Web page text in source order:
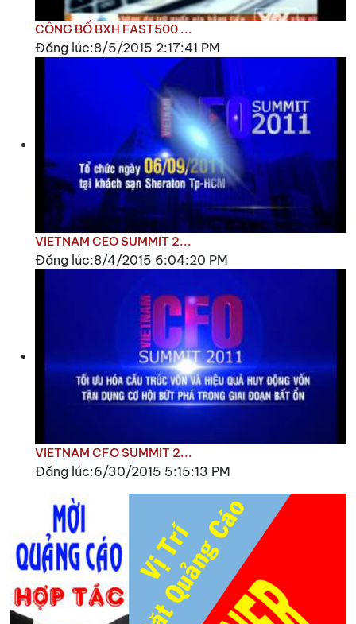
CÔNG BỐ BXH FAST500 ...
Đăng lúc:8/5/2015 2:17:41 PM
VIETNAM CEO SUMMIT 2...
Đăng lúc:8/4/2015 6:04:20 PM
VIETNAM CFO SUMMIT 2...
Đăng lúc:6/30/2015 5:15:13 PM